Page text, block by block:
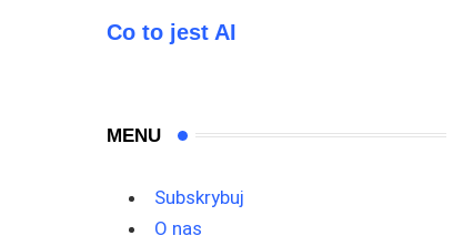
Co to jest AI
MENU
Subskrybuj
O nas